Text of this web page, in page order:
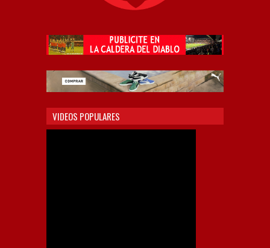
VIDEOS POPULARES